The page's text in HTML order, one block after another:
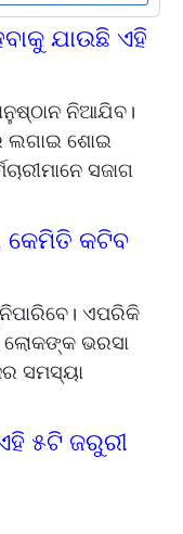
ଯାଉଛି ଏହି
ନିଆଯିବ।
ଲଗାଇ ଶୋଇ
ସଜାଗ
କେମିତି କଟିବ
ଏପରିକି
ଲୋକଙ୍କ ଭରସା
ସମସ୍ୟା
୫ଟି ଜରୁରୀ